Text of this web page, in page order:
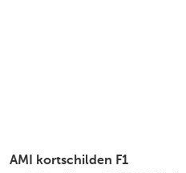
AMI kortschilden F1